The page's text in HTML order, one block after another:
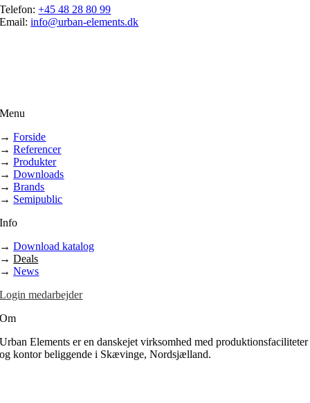
Telefon:+45 48 28 80 99
Email:info@urban-elements.dk
Menu
→Forside
→Referencer
→Produkter
→Downloads
→Brands
→ Semipublic
Info
→Download katalog
→Deals
→News
Login medarbejder
Om
Urban Elements er en danskejet virksomhed med produktionsfaciliteter
og kontor beliggende i Skævinge, Nordsjælland.